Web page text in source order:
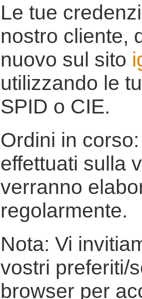
Le tue
nostro cliente,
nuovo sul sito
utilizzando le
SPID o CIE.
Ordini in
effettuati sulla
verranno
regolarmente.
Nota: Vi
vostri preferiti/
browser per